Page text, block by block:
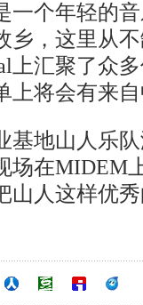
一个年轻的
乡，这里从
上汇聚了众
上将会有来
地山人乐队
场在MIDEM
山人这样优